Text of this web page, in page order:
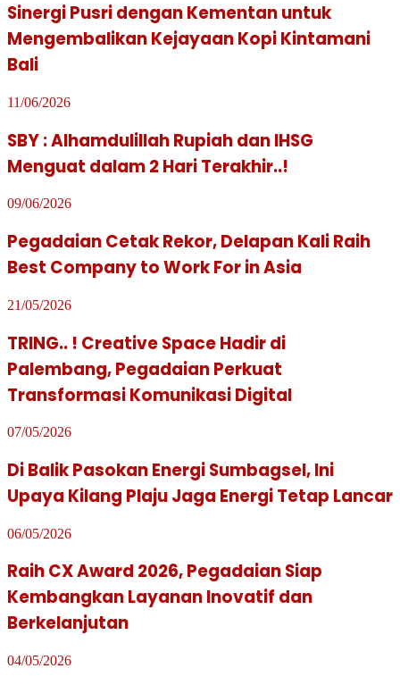
Sinergi Pusri dengan Kementan untuk
Mengembalikan Kejayaan Kopi Kintamani
Bali
11/06/2026
SBY : Alhamdulillah Rupiah dan IHSG
Menguat dalam 2 Hari Terakhir..!
09/06/2026
Pegadaian Cetak Rekor, Delapan Kali Raih
Best Company to Work For in Asia
21/05/2026
TRING.. ! Creative Space Hadir di
Palembang, Pegadaian Perkuat
Transformasi Komunikasi Digital
07/05/2026
Di Balik Pasokan Energi Sumbagsel, Ini
Upaya Kilang Plaju Jaga Energi Tetap Lancar
06/05/2026
Raih CX Award 2026, Pegadaian Siap
Kembangkan Layanan Inovatif dan
Berkelanjutan
04/05/2026